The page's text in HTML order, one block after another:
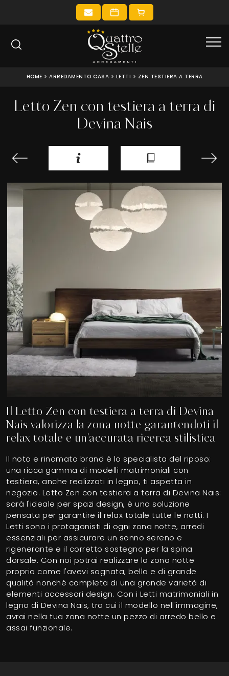
HOME > ARREDAMENTO CASA > LETTI > ZEN TESTIERA A TERRA
Letto Zen con testiera a terra di
Devina Nais
Il Letto Zen con testiera a terra di Devina
Nais valorizza la zona notte garantendoti il
relax totale e un'accurata ricerca stilistica
Il noto e rinomato brand è lo specialista del riposo:
una ricca gamma di modelli matrimoniali con
testiera, anche realizzati in legno, ti aspetta in
negozio. Letto Zen con testiera a terra di Devina Nais:
sarà l'ideale per spazi design, è una soluzione
pensata per garantire il relax totale tutte le notti. I
Letti sono i protagonisti di ogni zona notte, arredi
essenziali per assicurare un sonno sereno e
rigenerante e il corretto sostegno per la spina
dorsale. Con noi potrai realizzare la zona notte
proprio come l'avevi sognata, bella e di grande
qualità nonché completa di una grande varietà di
elementi accessori design. Con i Letti matrimoniali in
legno di Devina Nais, tra cui il modello nell'immagine,
avrai nella tua zona notte un pezzo di arredo bello e
assai funzionale.